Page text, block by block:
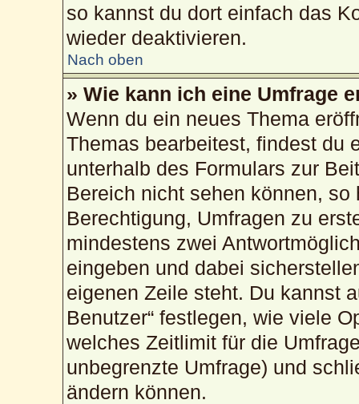
so kannst du dort einfach das
wieder deaktivieren.
Nach oben
» Wie kann ich eine Umfrage
Wenn du ein neues Thema
Themas bearbeitest, findest du
unterhalb des Formulars zur
Bereich nicht sehen können,
Berechtigung, Umfragen zu
mindestens zwei
eingeben und dabei
eigenen Zeile steht. Du kannst
Benutzer“ festlegen, wie viele
welches Zeitlimit für die
unbegrenzte Umfrage) und
ändern können.